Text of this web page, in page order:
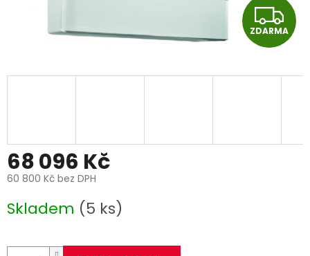
Z
D
A
ZDARMA
68 096 Kč
60 800 Kč bez DPH
cena:
Skladem (5 ks)